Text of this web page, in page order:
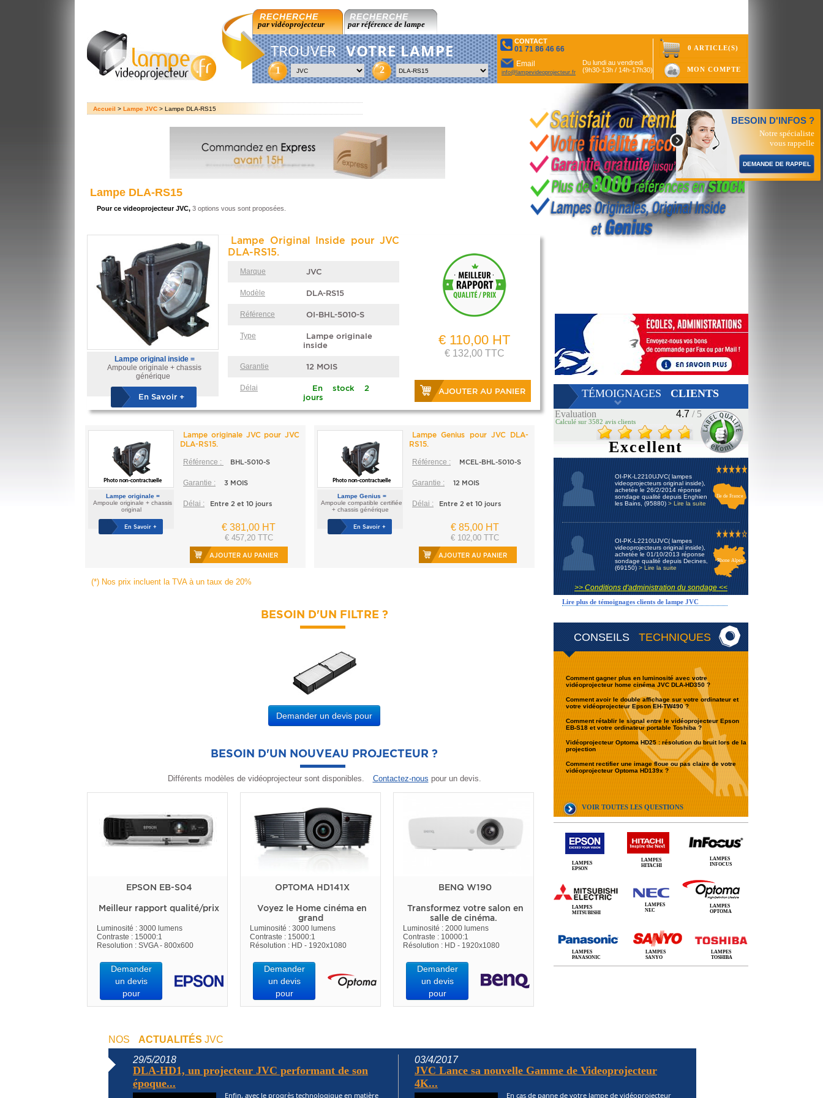
RECHERCHE
par vidéoprojecteur
RECHERCHE
par référence de lampe
TROUVER VOTRE LAMPE
1 2
CONTACT
01 71 86 46 66
Email
info@lampevideoprojecteur.fr
Du lundi au vendredi
(9h30-13h / 14h-17h30)
0 ARTICLE(S)
MON COMPTE
Accueil > Lampe JVC > Lampe DLA-RS15
CONSEILS TECHNIQUES
BESOIN D'INFOS ?
Notre spécialiste
vous rappelle
DEMANDE DE RAPPEL
Comment gagner plus en luminosité avec votre
vidéoprojecteur home cinéma JVC DLA-HD350 ?
Comment avoir le double affichage sur votre ordinateur et
votre vidéoprojecteur Epson EH-TW490 ?
Comment rétablir le signal entre le vidéoprojecteur Epson
EB-S18 et votre ordinateur portable Toshiba ?
Vidéoprojecteur Optoma HD25 : résolution du bruit lors de la
projection
Comment rectifier une image floue ou pas claire de votre
vidéoprojecteur Optoma HD139x ?
VOIR TOUTES LES QUESTIONS
TÉMOIGNAGES CLIENTS
Evaluation 4.7 / 5
Calculé sur 3582 avis clients
Excellent
OI-PK-L2210UJVC( lampes
videoprojecteurs original inside),
achetée le 26/2/2014 réponse
sondage qualité depuis Enghien
les Bains, (95880) > Lire la suite
Ile de France
OI-PK-L2210UJVC( lampes
videoprojecteurs original inside),
achetée le 01/10/2013 réponse
sondage qualité depuis Decines,
(69150) > Lire la suite
Rhone Alpes
>> Conditions d'administration du sondage <<
Lire plus de témoignages clients de lampe JVC
LAMPES
EPSON
LAMPES
HITACHI
LAMPES
INFOCUS
LAMPES
MITSUBISHI
LAMPES
NEC
LAMPES
OPTOMA
LAMPES
PANASONIC
LAMPES
SANYO
LAMPES
TOSHIBA
Lampe DLA-RS15
Pour ce videoprojecteur JVC, 3 options vous sont proposées.
Lampe original inside =
Ampoule originale + chassis
générique
En Savoir +
Lampe Original Inside pour JVC
DLA-RS15.
Marque JVC
Modèle DLA-RS15
Référence OI-BHL-5010-S
Type
Lampe originale
inside
Garantie 12 MOIS
Délai
En stock 2
jours
€ 110,00 HT
€ 132,00 TTC
AJOUTER AU PANIER
Lampe originale =
Ampoule originale + chassis
original
En Savoir +
Lampe originale JVC pour JVC
DLA-RS15.
Référence : BHL-5010-S
Garantie : 3 MOIS
Délai : Entre 2 et 10 jours
€ 381,00 HT
€ 457,20 TTC
AJOUTER AU PANIER
Lampe Genius =
Ampoule compatible certifiée
+ chassis générique
En Savoir +
Lampe Genius pour JVC DLA-
RS15.
Référence : MCEL-BHL-5010-S
Garantie : 12 MOIS
Délai : Entre 2 et 10 jours
€ 85,00 HT
€ 102,00 TTC
AJOUTER AU PANIER
(*) Nos prix incluent la TVA à un taux de 20%
BESOIN D'UN FILTRE ?
Demander un devis pour
BESOIN D'UN NOUVEAU PROJECTEUR ?
Différents modèles de vidéoprojecteur sont disponibles. Contactez-nous pour un devis.
EPSON EB-S04
Meilleur rapport qualité/prix
Luminosité : 3000 lumens
Contraste : 15000:1
Resolution : SVGA - 800x600
Demander
un devis
pour
OPTOMA HD141X
Voyez le Home cinéma en
grand
Luminosité : 3000 lumens
Contraste : 15000:1
Résolution : HD - 1920x1080
Demander
un devis
pour
BENQ W190
Transformez votre salon en
salle de cinéma.
Luminosité : 2000 lumens
Contraste : 10000:1
Résolution : HD - 1920x1080
Demander
un devis
pour
NOS ACTUALITÉS JVC
29/5/2018
DLA-HD1, un projecteur JVC performant de son
époque...
Enfin, avec le progrès technologique en matière
03/4/2017
JVC Lance sa nouvelle Gamme de Videoprojecteur
4K...
En cas de panne de votre lampe de vidéoprojecteur